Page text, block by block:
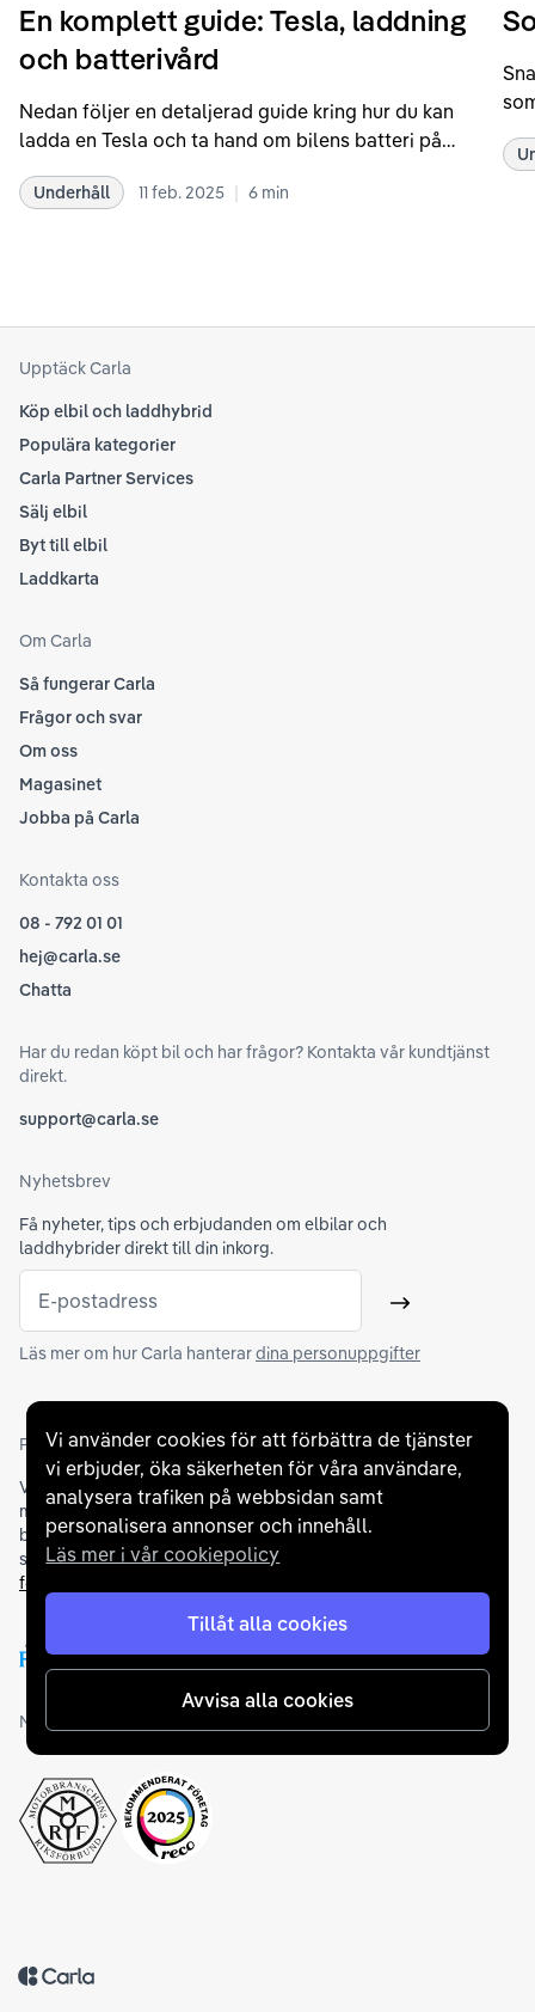
Vi använder cookies för att förbättra de tjänster
vi erbjuder, öka säkerheten för våra användare,
analysera trafiken på webbsidan samt
personalisera annonser och innehåll.
Läs mer i vår cookiepolicy
Tillåt alla cookies
Avvisa alla cookies
En komplett guide: Tesla, laddning
och batterivård
Nedan följer en detaljerad guide kring hur du kan
ladda en Tesla och ta hand om bilens batteri på
rekommendationer samt våra egna erfarenheter
Underhåll 11 feb. 2025 | 6 min
att
Upptäck Carla
Köp elbil och laddhybrid
Populära kategorier
Carla Partner Services
Sälj elbil
Byt till elbil
Laddkarta
Om Carla
Så fungerar Carla
Frågor och svar
Om oss
Magasinet
Jobba på Carla
Kontakta oss
08 - 792 01 01
hej@carla.se
Chatta
Har du redan köpt bil och har frågor? Kontakta vår kundtjänst
direkt.
support@carla.se
Nyhetsbrev
Få nyheter, tips och erbjudanden om elbilar och
laddhybrider direkt till din inkorg.
E-postadress Skicka
Läs mer om hur Carla hanterardina personuppgifter
Partners och betallösningar
Vi samarbetar medflertalet banker
för att erbjuda dig bästa
möjliga finansieringslösning och stödjer en rad olika
betalningsmetoder. För att du ska känna dig trygg vid ditt köp
samarbetar vi med Folksam och AutoConcept gällande
försäkringar och garantier
Medlemskap och utmärkelser
Tillbaka till startsidan